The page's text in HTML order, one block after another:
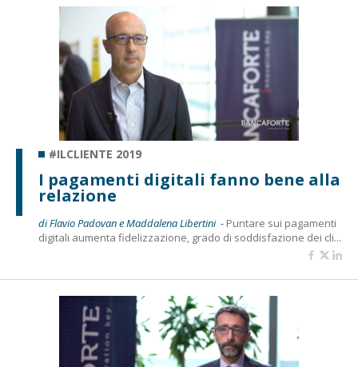
#ILCLIENTE 2019
I pagamenti digitali fanno bene alla
relazione
di Flavio Padovan e Maddalena Libertini - Puntare sui pagamenti
digitali aumenta fidelizzazione, grado di soddisfazione dei cli...